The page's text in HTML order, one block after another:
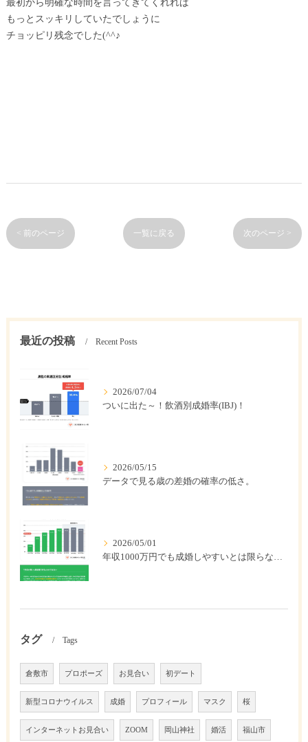
最初から明確な時間を言ってきてくれれば
もっとスッキリしていたでしょうに
チョッピリ残念でした(^^♪
< 前のページ 一覧に戻る 次のページ >
最近の投稿 Recent Posts
2026/07/04
ついに出た～！飲酒別成婚率(IBJ)！
2026/05/15
データで見る歳の差婚の確率の低さ。
2026/05/01
年収1000万円でも成婚しやすいとは限らない? 「年収帯別の成婚率」のリアル
タグ Tags
倉敷市 プロポーズ お見合い 初デート
新型コロナウイルス 成婚 プロフィール マスク 桜
インターネットお見合い ZOOM 岡山神社 婚活 福山市